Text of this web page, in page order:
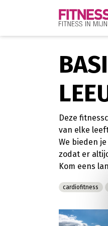
Deze
van elke
We bieden
zodat er
Kom eens
cardiofitness